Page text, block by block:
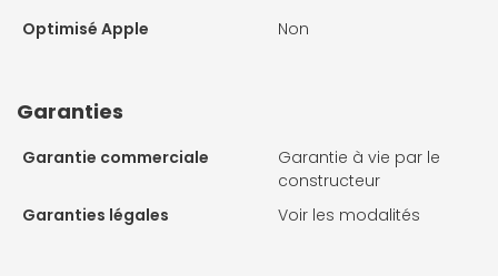
Optimisé Apple Non
Garanties
Garantie commerciale
Garantie à vie par le
constructeur
Garanties légales
Voir les modalités